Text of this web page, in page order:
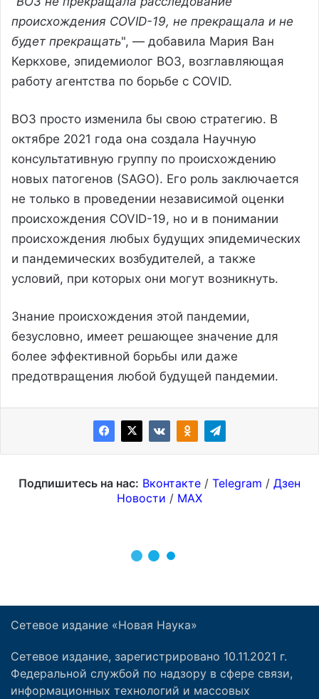
Сетевое издание «Новая Наука»
Сетевое издание, зарегистрировано 10.11.2021 г.
Федеральной службой по надзору в сфере связи,
информационных технологий и массовых